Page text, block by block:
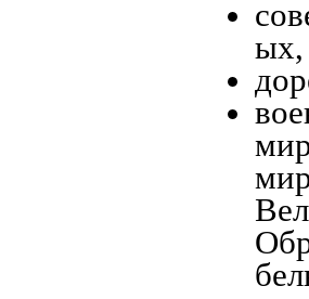
ых,